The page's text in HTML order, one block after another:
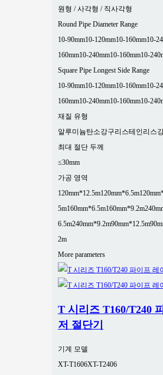
원형 / 사각형 / 직사각형
Round Pipe Diameter Range
10-90mm10-120mm10-160mm10-
160mm10-240mm10-160mm10-
Square Pipe Longest Side Range
10-90mm10-120mm10-160mm10-
160mm10-240mm10-160mm10-
재질 유형
알루미늄탄소강구리 스테인리스
최대 절단 두께
≤30mm
가공 영역
120mm*12.5m120mm*6.5m
5m160mm*6.5m160mm*9.2m
6.5m240mm*9.2m90mm*12.5m
2m
More parameters
T 시리즈 T160/T240
저 절단기
기계 모델
XT-T1606XT-T2406